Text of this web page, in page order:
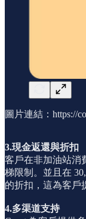
圖片連結：https://
3.現金返還與折扣
客戶在非加油站消
梯限制。並且在
的折扣，這為客戶
4.多渠道支持